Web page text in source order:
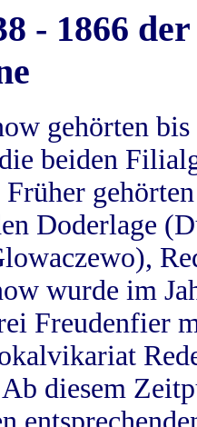
- 1866
gehörten
beiden
Doderlage
wurde im
Freudenfier
diesem